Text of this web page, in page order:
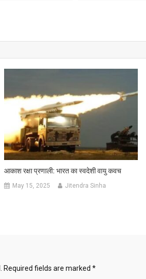
आकाश रक्षा प्रणाली: भारत का स्वदेशी वायु कवच
May 15, 2025 Jitendra Sinha
Required fields are marked *